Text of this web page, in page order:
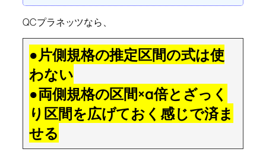
QCプラネッツなら、
●片側規格の推定区間の式は使
わない
●両側規格の区間×α倍とざっく
り区間を広げておく感じで済ま
せる